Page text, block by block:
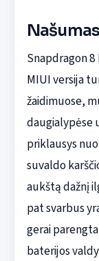
Snapdragon
MIUI versija
žaidimuose,
daugialypėse
priklausys
suvaldo
aukštą dažnį
pat svarbus
gerai
baterijos